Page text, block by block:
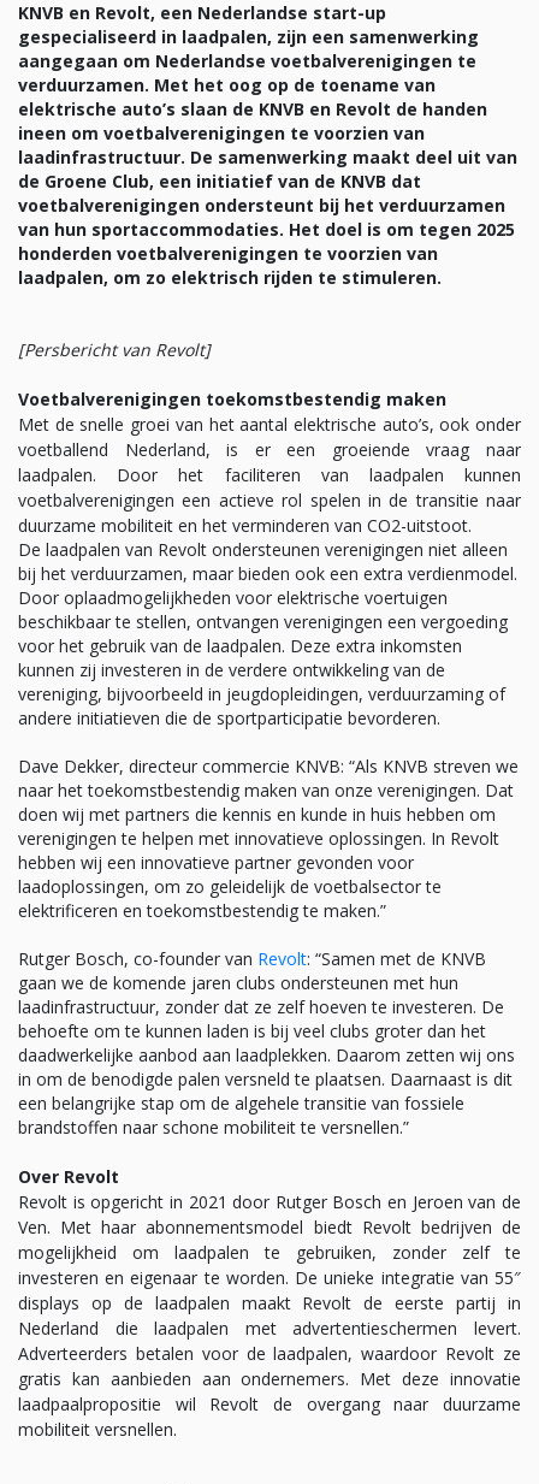
KNVB en Revolt, een Nederlandse start-up
gespecialiseerd in laadpalen, zijn een samenwerking
aangegaan om Nederlandse voetbalverenigingen te
verduurzamen. Met het oog op de toename van
elektrische auto’s slaan de KNVB en Revolt de handen
ineen om voetbalverenigingen te voorzien van
laadinfrastructuur. De samenwerking maakt deel uit van
de Groene Club, een initiatief van de KNVB dat
voetbalverenigingen ondersteunt bij het verduurzamen
van hun sportaccommodaties. Het doel is om tegen 2025
honderden voetbalverenigingen te voorzien van
laadpalen, om zo elektrisch rijden te stimuleren.
[Persbericht van Revolt]
Voetbalverenigingen toekomstbestendig maken
Met de snelle groei van het aantal elektrische auto’s, ook onder
voetballend Nederland, is er een groeiende vraag naar
laadpalen. Door het faciliteren van laadpalen kunnen
voetbalverenigingen een actieve rol spelen in de transitie naar
duurzame mobiliteit en het verminderen van CO2-uitstoot.
De laadpalen van Revolt ondersteunen verenigingen niet alleen
bij het verduurzamen, maar bieden ook een extra verdienmodel.
Door oplaadmogelijkheden voor elektrische voertuigen
beschikbaar te stellen, ontvangen verenigingen een vergoeding
voor het gebruik van de laadpalen. Deze extra inkomsten
kunnen zij investeren in de verdere ontwikkeling van de
vereniging, bijvoorbeeld in jeugdopleidingen, verduurzaming of
andere initiatieven die de sportparticipatie bevorderen.
Dave Dekker, directeur commercie KNVB: “Als KNVB streven we
naar het toekomstbestendig maken van onze verenigingen. Dat
doen wij met partners die kennis en kunde in huis hebben om
verenigingen te helpen met innovatieve oplossingen. In Revolt
hebben wij een innovatieve partner gevonden voor
laadoplossingen, om zo geleidelijk de voetbalsector te
elektrificeren en toekomstbestendig te maken.”
Rutger Bosch, co-founder van Revolt: “Samen met de KNVB
gaan we de komende jaren clubs ondersteunen met hun
laadinfrastructuur, zonder dat ze zelf hoeven te investeren. De
behoefte om te kunnen laden is bij veel clubs groter dan het
daadwerkelijke aanbod aan laadplekken. Daarom zetten wij ons
in om de benodigde palen versneld te plaatsen. Daarnaast is dit
een belangrijke stap om de algehele transitie van fossiele
brandstoffen naar schone mobiliteit te versnellen.”
Over Revolt
Revolt is opgericht in 2021 door Rutger Bosch en Jeroen van de
Ven. Met haar abonnementsmodel biedt Revolt bedrijven de
mogelijkheid om laadpalen te gebruiken, zonder zelf te
investeren en eigenaar te worden. De unieke integratie van 55″
displays op de laadpalen maakt Revolt de eerste partij in
Nederland die laadpalen met advertentieschermen levert.
Adverteerders betalen voor de laadpalen, waardoor Revolt ze
gratis kan aanbieden aan ondernemers. Met deze innovatie
laadpaalpropositie wil Revolt de overgang naar duurzame
mobiliteit versnellen.